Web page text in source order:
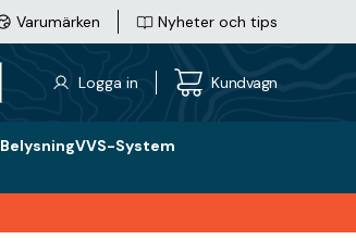
Varumärken Nyheter och tips
Logga in Kundvagn
BelysningVVS-System